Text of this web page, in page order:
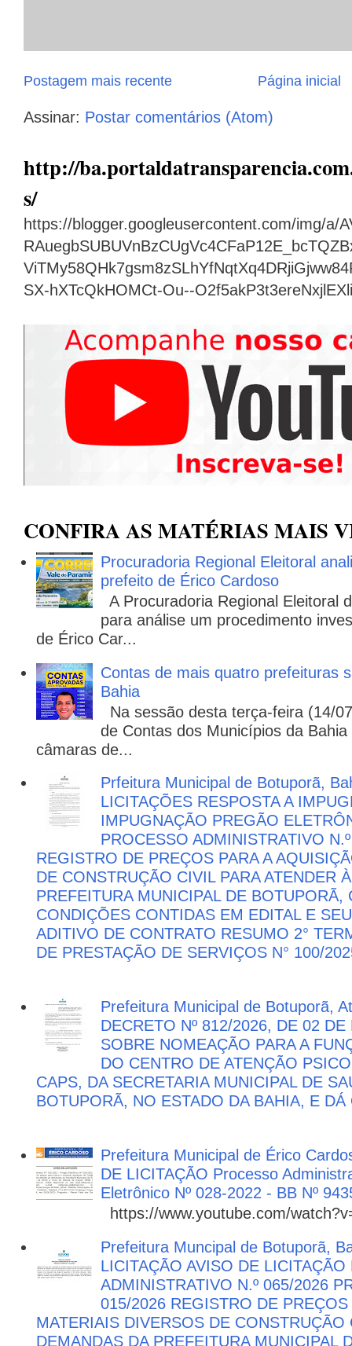
Postagem mais recente Página inicial
Assinar: Postar comentários (Atom)
http://
s/
https://blogger.googleusercontent.com/img/a/
SX-hXTcQkHOMCt-Ou--
CONFIRA AS MATÉRIAS MAIS
Procuradoria Regional Eleitoral
prefeito de Érico Cardoso
A Procuradoria Regional Eleitoral
para análise um procedimento
de Érico Car...
Contas de mais quatro prefeituras
Bahia
Na sessão desta terça-feira (14/
de Contas dos Municípios da
câmaras de...
Prfeitura Municipal de Botuporã,
LICITAÇÕES RESPOSTA A
IMPUGNAÇÃO PREGÃO
PROCESSO ADMINISTRATIVO
REGISTRO DE PREÇOS PARA A
DE CONSTRUÇÃO CIVIL PARA ATENDER
PREFEITURA MUNICIPAL DE
CONDIÇÕES CONTIDAS EM EDITAL E
ADITIVO DE CONTRATO RESUMO 2°
DE PRESTAÇÃO DE SERVIÇOS N° 100/
Prefeitura Municipal de Botuporã,
DECRETO Nº 812/2026, DE 02
SOBRE NOMEAÇÃO PARA A
DO CENTRO DE ATENÇÃO
CAPS, DA SECRETARIA MUNICIPAL DE
BOTUPORÃ, NO ESTADO DA BAHIA, E
Prefeitura Municipal de Érico
DE LICITAÇÃO Processo
Eletrônico Nº 028-2022 - BB Nº
https://www.youtube.com/
Prefeitura Muncipal de Botuporã,
LICITAÇÃO AVISO DE LICITAÇÃO
ADMINISTRATIVO N.º 065/2026
015/2026 REGISTRO DE
MATERIAIS DIVERSOS DE CONSTRUÇÃO
DEMANDAS DA PREFEITURA MUNICIPAL